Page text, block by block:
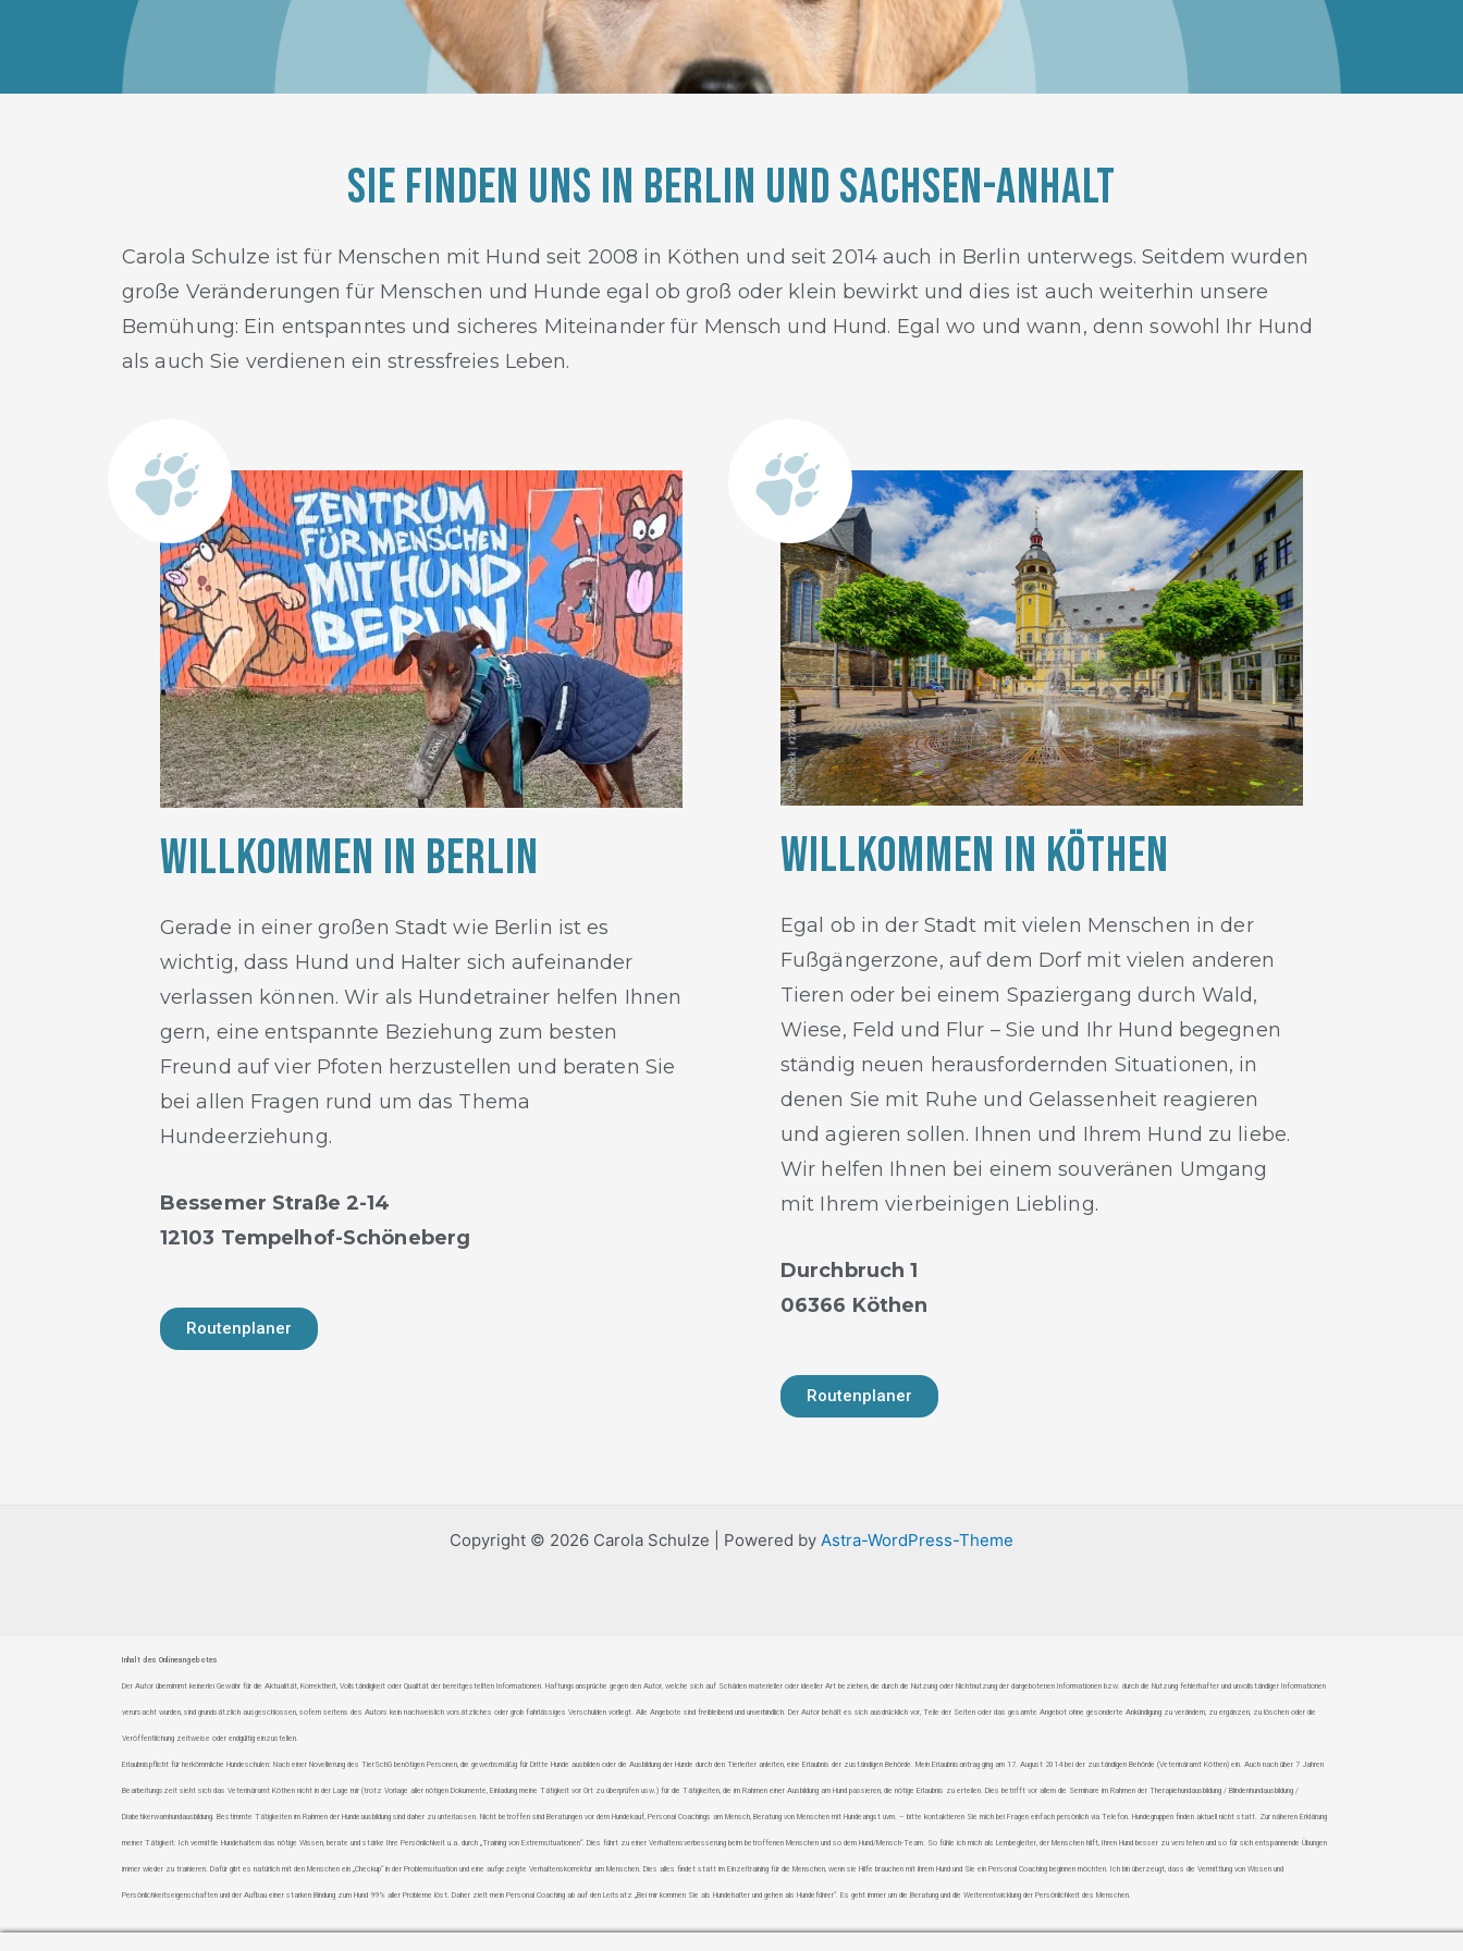
Sie finden uns in Berlin und Sachsen-Anhalt
Carola Schulze ist für Menschen mit Hund seit 2008 in Köthen und seit 2014 auch in Berlin unterwegs. Seitdem wurden
große Veränderungen für Menschen und Hunde egal ob groß oder klein bewirkt und dies ist auch weiterhin unsere
Bemühung: Ein entspanntes und sicheres Miteinander für Mensch und Hund. Egal wo und wann, denn sowohl Ihr Hund
als auch Sie verdienen ein stressfreies Leben.
Willkommen in Berlin
Gerade in einer großen Stadt wie Berlin ist es
wichtig, dass Hund und Halter sich aufeinander
verlassen können. Wir als Hundetrainer helfen Ihnen
gern, eine entspannte Beziehung zum besten
Freund auf vier Pfoten herzustellen und beraten Sie
bei allen Fragen rund um das Thema
Hundeerziehung.
Bessemer Straße 2-14
12103 Tempelhof-Schöneberg
Routenplaner
Willkommen in Köthen
Egal ob in der Stadt mit vielen Menschen in der
Fußgängerzone, auf dem Dorf mit vielen anderen
Tieren oder bei einem Spaziergang durch Wald,
Wiese, Feld und Flur – Sie und Ihr Hund begegnen
ständig neuen herausfordernden Situationen, in
denen Sie mit Ruhe und Gelassenheit reagieren
und agieren sollen. Ihnen und Ihrem Hund zu liebe.
Wir helfen Ihnen bei einem souveränen Umgang
mit Ihrem vierbeinigen Liebling.
Durchbruch 1
06366 Köthen
Routenplaner
Copyright © 2026 Carola Schulze | Powered by Astra-WordPress-Theme
Inhalt des Onlineangebotes
Der Autor übernimmt keinerlei Gewähr für die Aktualität, Korrektheit, Vollständigkeit oder Qualität der bereitgestellten Informationen. Haftungsansprüche gegen den Autor, welche sich auf Schäden materieller oder ideeller Art beziehen, die durch die Nutzung oder Nichtnutzung der dargebotenen Informationen bzw. durch die Nutzung fehlerhafter und unvollständiger Informationen
verursacht wurden, sind grundsätzlich ausgeschlossen, sofern seitens des Autors kein nachweislich vorsätzliches oder grob fahrlässiges Verschulden vorliegt. Alle Angebote sind freibleibend und unverbindlich. Der Autor behält es sich ausdrücklich vor, Teile der Seiten oder das gesamte Angebot ohne gesonderte Ankündigung zu verändern, zu ergänzen, zu löschen oder die
Veröffentlichung zeitweise oder endgültig einzustellen.
Erlaubnispflicht für herkömmliche Hundeschulen: Nach einer Novellierung des TierSchG benötigen Personen, die gewerbsmäßig für Dritte Hunde ausbilden oder die Ausbildung der Hunde durch den Tierleiter anleiten, eine Erlaubnis der zuständigen Behörde. Mein Erlaubnisantrag ging am 17. August 2014 bei der zuständigen Behörde (Veterinäramt Köthen) ein. Auch nach über 7 Jahren
Bearbeitungszeit sieht sich das Veterinäramt Köthen nicht in der Lage mir (trotz Vorlage aller nötigen Dokumente, Einladung meine Tätigkeit vor Ort zu überprüfen usw.) für die Tätigkeiten, die im Rahmen einer Ausbildung am Hund passieren, die nötige Erlaubnis zu erteilen. Dies betrifft vor allem die Seminare im Rahmen der Therapiehundausbildung / Blindenhundausbildung /
Diabetikerwarnhundausbildung. Bestimmte Tätigkeiten im Rahmen der Hundeausbildung sind daher zu unterlassen. Nicht betroffen sind Beratungen vor dem Hundekauf, Personal Coachings am Mensch, Beratung von Menschen mit Hundeangst uvm. – bitte kontaktieren Sie mich bei Fragen einfach persönlich via Telefon. Hundegruppen finden aktuell nicht statt. Zur näheren Erklärung
meiner Tätigkeit: Ich vermittle Hundehaltern das nötige Wissen, berate und stärke Ihre Persönlichkeit u.a. durch „Training von Extremsituationen“. Dies führt zu einer Verhaltensverbesserung beim betroffenen Menschen und so dem Hund/Mensch-Team. So fühle ich mich als Lernbegleiter, der Menschen hilft, Ihren Hund besser zu verstehen und so für sich entspannende Übungen
immer wieder zu trainieren. Dafür gibt es natürlich mit den Menschen ein „Checkup“ in der Problemsituation und eine aufgezeigte Verhaltenskorrektur am Menschen. Dies alles findet statt im Einzeltraining für die Menschen, wenn sie Hilfe brauchen mit ihrem Hund und Sie ein Personal Coaching beginnen möchten. Ich bin überzeugt, dass die Vermittlung von Wissen und
Persönlichkeitseigenschaften und der Aufbau einer starken Bindung zum Hund 99% aller Probleme löst. Daher zielt mein Personal Coaching ab auf den Leitsatz „Bei mir kommen Sie als Hundehalter und gehen als Hundeführer“. Es geht immer um die Beratung und die Weiterentwicklung der Persönlichkeit des Menschen.